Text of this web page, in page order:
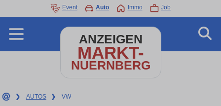
Event Auto Immo Job
ANZEIGEN
MARKT-
NUERNBERG
❯ AUTOS ❯ VW